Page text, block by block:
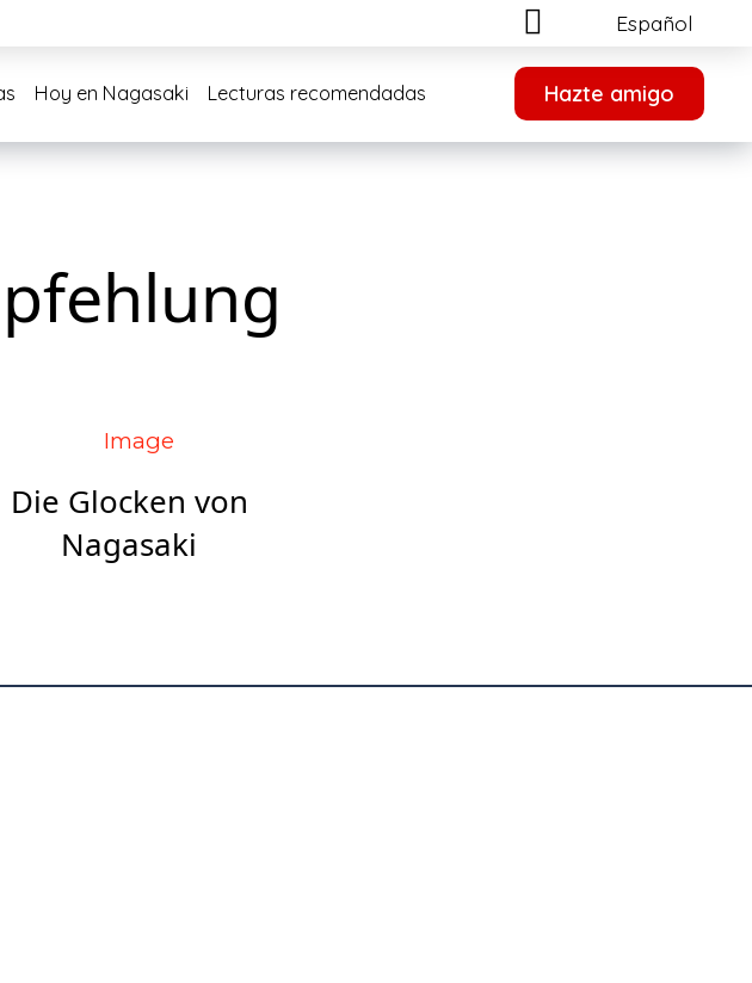
Español
Hoy en Nagasaki Lecturas recomendadas Hazte amigo
Die Glocken von
Nagasaki